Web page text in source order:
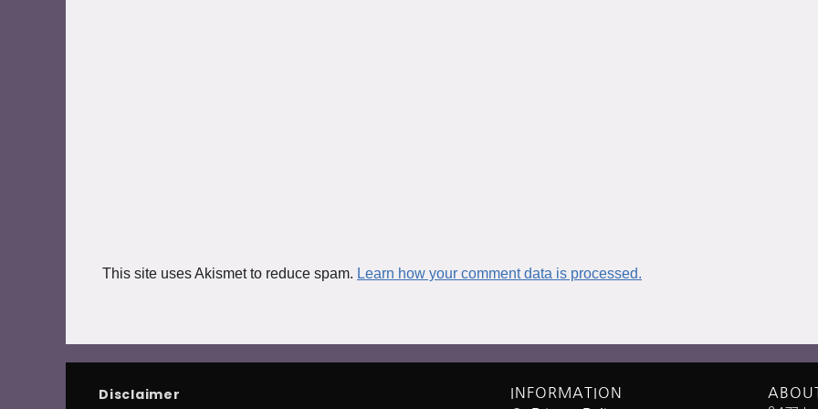
This site uses Akismet to reduce spam. Learn how your comment data is processed.
Disclaimer
INFORMATION